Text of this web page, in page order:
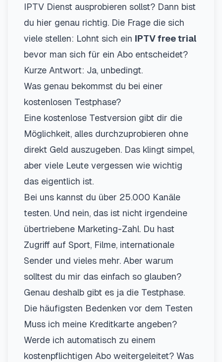
IPTV Dienst ausprobieren sollst? Dann bist
du hier genau richtig. Die Frage die sich
viele stellen: Lohnt sich ein IPTV free trial
bevor man sich für ein Abo entscheidet?
Kurze Antwort: Ja, unbedingt.
Was genau bekommst du bei einer
kostenlosen Testphase?
Eine kostenlose Testversion gibt dir die
Möglichkeit, alles durchzuprobieren ohne
direkt Geld auszugeben. Das klingt simpel,
aber viele Leute vergessen wie wichtig
das eigentlich ist.
Bei uns kannst du über 25.000 Kanäle
testen. Und nein, das ist nicht irgendeine
übertriebene Marketing-Zahl. Du hast
Zugriff auf Sport, Filme, internationale
Sender und vieles mehr. Aber warum
solltest du mir das einfach so glauben?
Genau deshalb gibt es ja die Testphase.
Die häufigsten Bedenken vor dem Testen
Muss ich meine Kreditkarte angeben?
Werde ich automatisch zu einem
kostenpflichtigen Abo weitergeleitet? Was